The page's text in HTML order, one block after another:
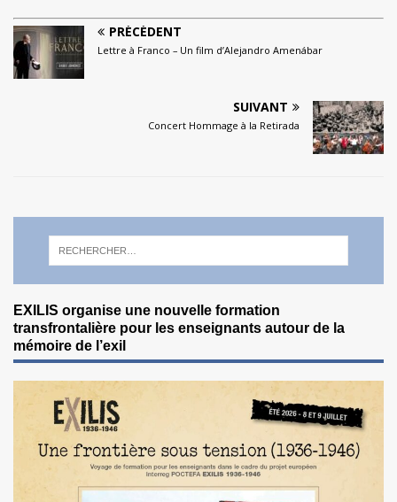
PRÉCÉDENT
Lettre à Franco – Un film d’Alejandro Amenábar
SUIVANT
Concert Hommage à la Retirada
EXILIS organise une nouvelle formation
transfrontalière pour les enseignants autour de la
mémoire de l’exil